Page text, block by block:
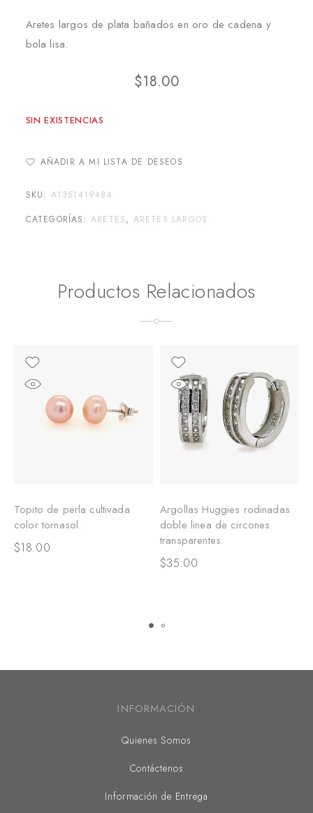
Aretes largos de plata bañados en oro de cadena y
bola lisa.
$18.00
SIN EXISTENCIAS
AÑADIR A MI LISTA DE DESEOS
SKU: A1351419484
CATEGORÍAS: ARETES, ARETES LARGOS
Productos Relacionados
Topito de perla cultivada
color tornasol.
$18.00
Argollas Huggies rodinadas
doble linea de circones
transparentes.
$35.00
INFORMACIÓN
Quienes Somos
Contáctenos
Información de Entrega